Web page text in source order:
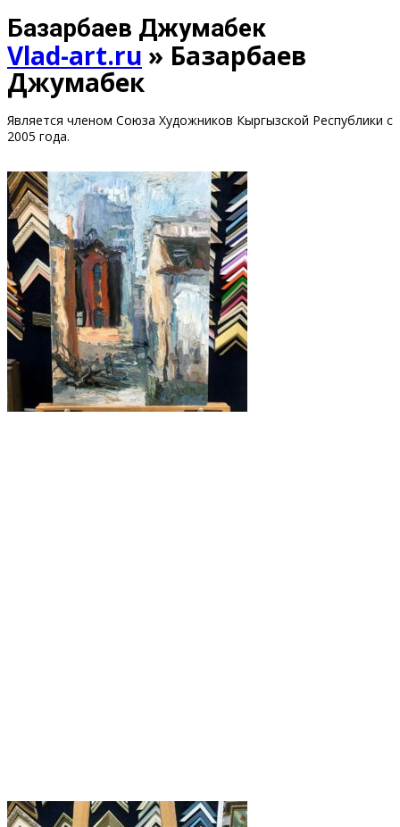
Базарбаев Джумабек
Vlad-art.ru » Базарбаев
Джумабек
Является членом Союза Художников Кыргызской Республики с
2005 года.